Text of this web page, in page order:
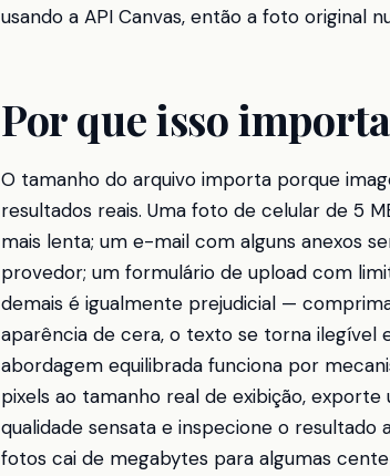
usando a API Canvas, então a foto original
Por que isso importa
O tamanho do arquivo importa porque
resultados reais. Uma foto de celular de 5
mais lenta; um e-mail com alguns anexos
provedor; um formulário de upload com
demais é igualmente prejudicial —
aparência de cera, o texto se torna ilegível
abordagem equilibrada funciona por
pixels ao tamanho real de exibição,
qualidade sensata e inspecione o resultado
fotos cai de megabytes para algumas